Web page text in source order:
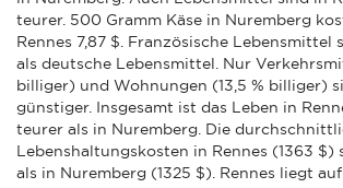
teurer. 500 Gramm Käse in Nuremberg
Rennes 7,87 $. Französische Lebensmittel
als deutsche Lebensmittel. Nur
billiger) und Wohnungen (13,5 % billiger)
günstiger. Insgesamt ist das Leben in
teurer als in Nuremberg. Die
Lebenshaltungskosten in Rennes (1363 $)
als in Nuremberg (1325 $). Rennes liegt